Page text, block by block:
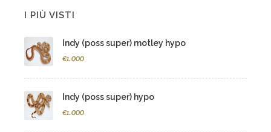
I PIÙ VISTI
Indy (poss super) motley hypo
€1.000
Indy (poss super) hypo
€1.000